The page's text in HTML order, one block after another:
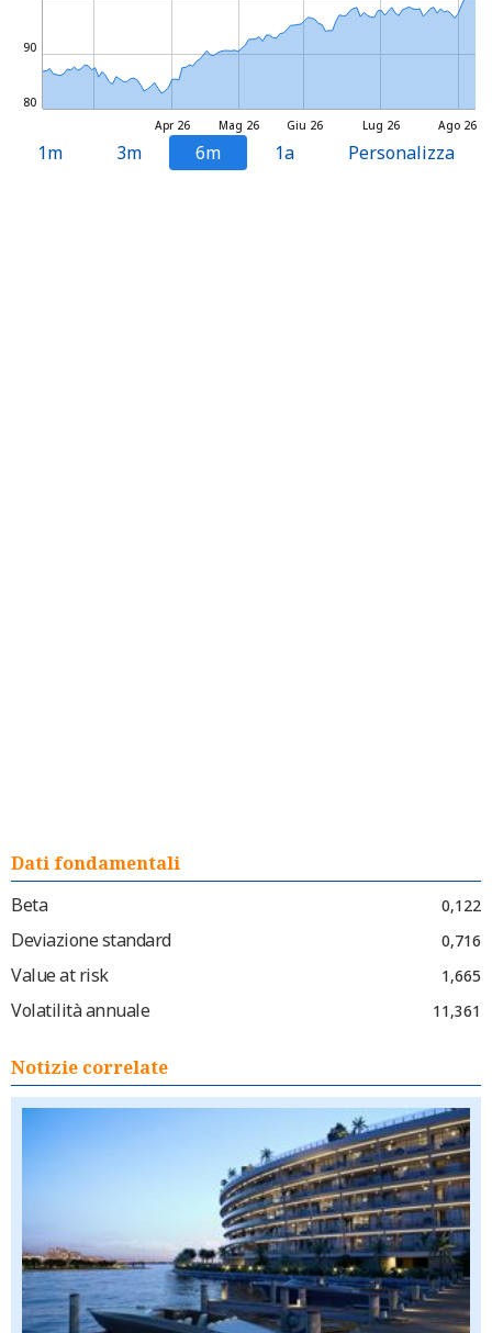
Mag 26 Lug 26
Apr 26 Giu 26 Ago 26
80
90
1m 3m 6m 1a Personalizza
Dati fondamentali
Beta
0,122
Deviazione standard 0,716
Value at risk 1,665
Volatilità annuale 11,361
Notizie correlate